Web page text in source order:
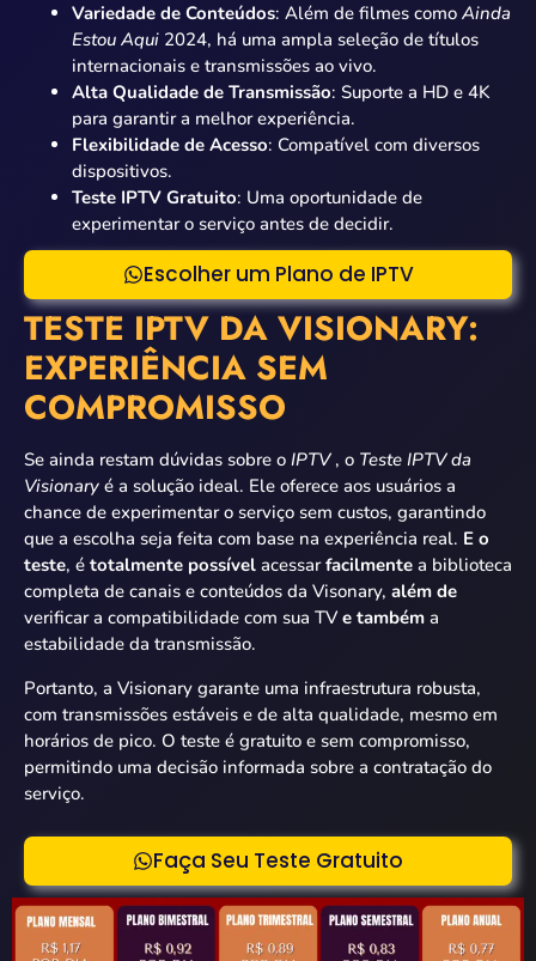
Variedade de Conteúdos: Além de filmes como Ainda
Estou Aqui 2024, há uma ampla seleção de títulos
internacionais e transmissões ao vivo.
Alta Qualidade de Transmissão: Suporte a HD e 4K
para garantir a melhor experiência.
Flexibilidade de Acesso: Compatível com diversos
dispositivos.
Teste IPTV Gratuito: Uma oportunidade de
experimentar o serviço antes de decidir.
Escolher um Plano de IPTV
TESTE IPTV DA VISIONARY:
EXPERIÊNCIA SEM
COMPROMISSO
Se ainda restam dúvidas sobre o IPTV , o Teste IPTV da
Visionary é a solução ideal. Ele oferece aos usuários a
chance de experimentar o serviço sem custos, garantindo
que a escolha seja feita com base na experiência real. E o
teste, é totalmente possível acessarfacilmente a biblioteca
completa de canais e conteúdos da Visonary, além de
verificar a compatibilidade com sua TV e também a
estabilidade da transmissão.
Portanto, a Visionary garante uma infraestrutura robusta,
com transmissões estáveis e de alta qualidade, mesmo em
horários de pico. O teste é gratuito e sem compromisso,
permitindo uma decisão informada sobre a contratação do
serviço.
Faça Seu Teste Gratuito